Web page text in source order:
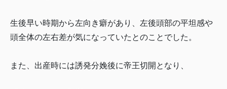
生後早い時期から左向き癖があり、左後頭部の平坦感や
頭全体の左右差が気になっていたとのことでした。
また、出産時には誘発分娩後に帝王切開となり、